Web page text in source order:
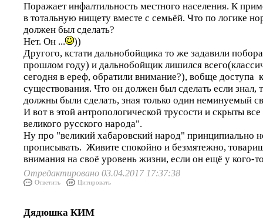
Поражает инфалтильность местного населения. К
в тотальную нищету вместе с семьёй. Что по логике
должен был сделать?
Нет. Он ...
))
Другого, кстати дальнобойщика то же задавили
прошлом году) и дальнобойщик лишился
сегодня в ереф, обратили внимание?), вобще доступа
существования. Что он должен был сделать если знал,
должны были сделать, зная только один неминуемый
И вот в этой антропологической трусости и скрыты
великого русского народа".
Ну про "великий хабаровский народ" принципиально
прописывать. Живите спокойно и безмятежно,
внимания на своё уровень жизни, если он ещё у кого-
Отредактировано 03.04.2017 17:37:38
Ответить Цитировать
Дядюшка КИМ